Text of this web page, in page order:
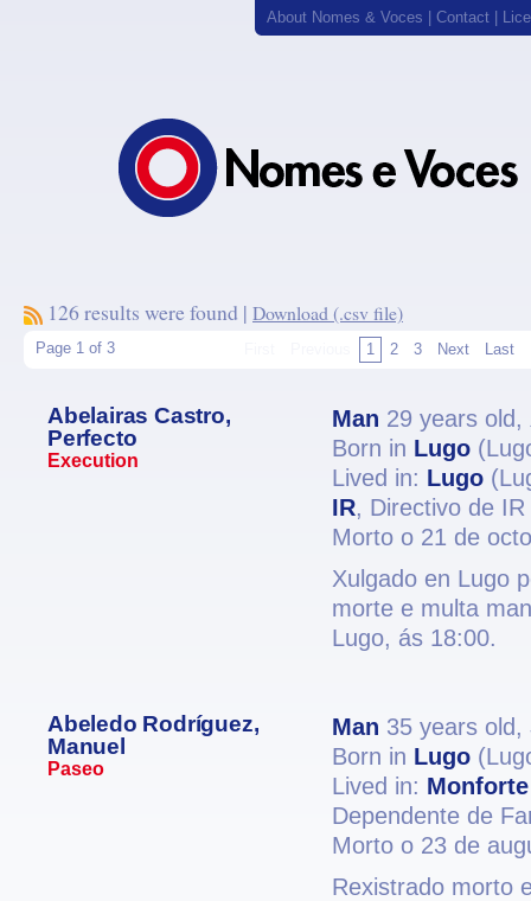
About Nomes & Voces Contact
126 results were found | Download (.csv file)
Page 1 of 3 1 2 3 Next Last
Abelairas Castro,
Perfecto
Execution
Man 29 years old,
Born in Lugo
Lived in: Lugo
IR, Directivo de
Morto o 21 de
Xulgado en Lugo
morte e multa
Lugo, ás 18:00.
Abeledo Rodríguez,
Manuel
Paseo
Man 35 years old,
Born in Lugo
Lived in:
Dependente de
Morto o 23 de
Rexistrado morto